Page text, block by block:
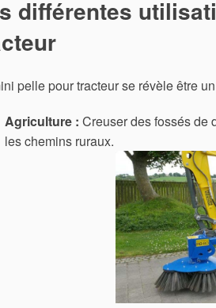
différentes
pelle pour tracteur se révèle être
Agriculture : Creuser des fossés de
les chemins ruraux.